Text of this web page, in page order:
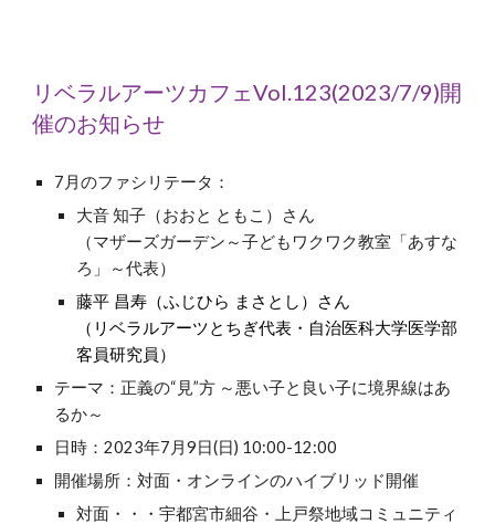
リベラルアーツカフェVol.123(2023/7/9)開
催のお知らせ
7 月のファシリテータ：
大音 知子（おおと ともこ）さん
（マザーズガーデン～子どもワクワク教室「あすな
ろ」～代表）
藤平 昌寿（ふじひら まさとし）さん
（リベラルアーツとちぎ代表・自治医科大学医学部
客員研究員）
テーマ：正義の“見”方 ～悪い子と良い子に境界線はあ
るか～
日時：2023年7 月9日(日) 10:00-12:00
開催場所：対面・オンラインのハイブリッド開催
対面・・・宇都宮市細谷・上戸祭地域コミュニティ